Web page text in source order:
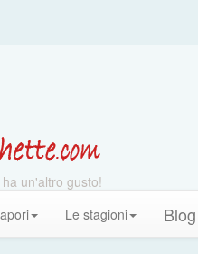
un'altro gusto!
Le stagioni Blog